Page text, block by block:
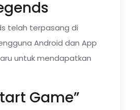
telah terpasang di
Android dan App
untuk mendapatkan
Game”